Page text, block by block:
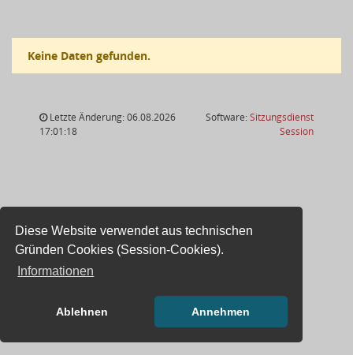
Diese Website verwendet aus technischen
Gründen Cookies (Session-Cookies).
Informationen
Ablehnen Annehmen
Keine Daten gefunden.
Letzte Änderung: 06.08.2026
17:01:18
Software:Sitzungsdienst
Session(Wird in